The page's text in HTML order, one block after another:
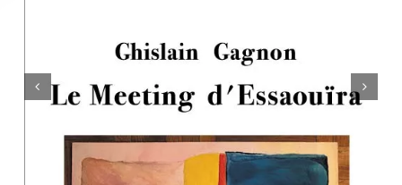
Impression
Mon compte